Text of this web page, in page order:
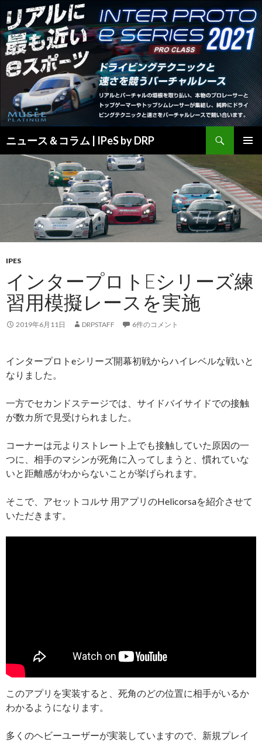
ニュース＆コラム | IPeS by DRP
索
プ
IPES
インタープロトEシリーズ練
習用模擬レースを実施
2019年6月11日 DRPSTAFF 6件のコメント
インタープロトeシリーズ開幕初戦からハイレベルな戦いと
なりました。
一方でセカンドステージでは、サイドバイサイドでの接触
が数カ所で見受けられました。
コーナーは元よりストレート上でも接触していた原因の一
つに、相手のマシンが死角に入ってしまうと、慣れていな
いと距離感がわからないことが挙げられます。
そこで、アセットコルサ 用アプリのHelicorsaを紹介させて
いただきます。
このアプリを実装すると、死角のどの位置に相手がいるか
わかるようになります。
多くのヘビーユーザーが実装していますので、新規プレイ